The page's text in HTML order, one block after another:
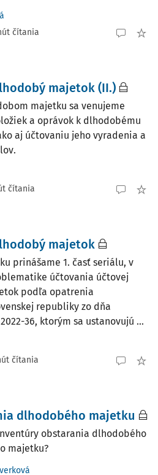
čítania
majetok (II.)
majetku sa venujeme
a oprávok k dlhodobému
aj účtovaniu jeho vyradenia a
čítania
majetok
prinášame 1. časť seriálu, v
účtovania účtovej
podľa opatrenia
republiky zo dňa
36, ktorým sa ustanovujú ...
čítania
dlhodobého majetku
obstarania dlhodobého
majetku?